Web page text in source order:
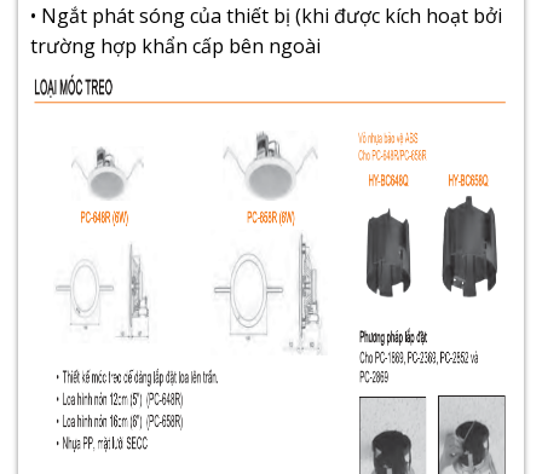
• Ngắt phát sóng của thiết bị (khi được kích hoạt bởi
trường hợp khẩn cấp bên ngoài